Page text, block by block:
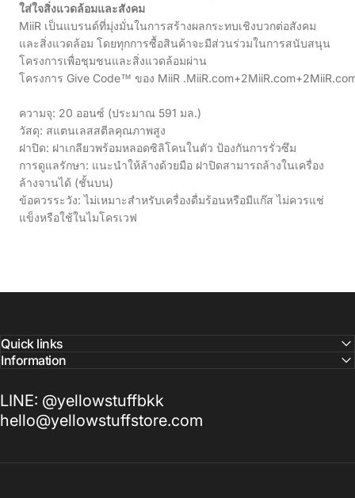
ใส่ใจสิ่งแวดล้อมและสังคม
MiiR เป็นแบรนด์ที่มุ่งมั่นในการสร้างผลกระทบเชิงบวกต่อสังคม
และสิ่งแวดล้อม โดยทุกการซื้อสินค้าจะมีส่วนร่วมในการสนับสนุน
โครงการเพื่อชุมชนและสิ่งแวดล้อมผ่าน
โครงการ Give Code™ ของ MiiR
ความจุ: 20 ออนซ์ (ประมาณ 591 มล.)
วัสดุ: สแตนเลสสตีลคุณภาพสูง
ฝาปิด: ฝาเกลียวพร้อมหลอดซิลิโคนในตัว ป้องกันการรั่วซึม
การดูแลรักษา: แนะนำให้ล้างด้วยมือ ฝาปิดสามารถล้างในเครื่อง
ล้างจานได้ (ชั้นบน)
ข้อควรระวัง: ไม่เหมาะสำหรับเครื่องดื่มร้อนหรือมีแก๊ส ไม่ควรแช่
แข็งหรือใช้ในไมโครเวฟ
Quick links
Information
LINE: @yellowstuffbkk
hello@yellowstuffstore.com